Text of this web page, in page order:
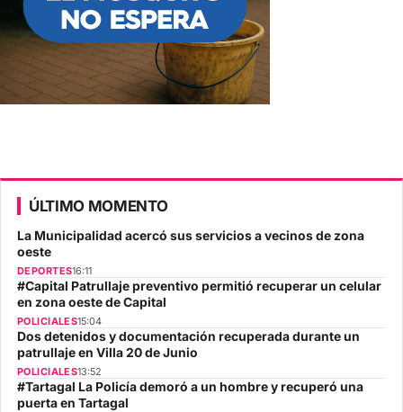
ÚLTIMO MOMENTO
La Municipalidad acercó sus servicios a vecinos de zona
oeste
DEPORTES16:11
#Capital Patrullaje preventivo permitió recuperar un celular
en zona oeste de Capital
POLICIALES15:04
Dos detenidos y documentación recuperada durante un
patrullaje en Villa 20 de Junio
POLICIALES13:52
#Tartagal La Policía demoró a un hombre y recuperó una
puerta en Tartagal